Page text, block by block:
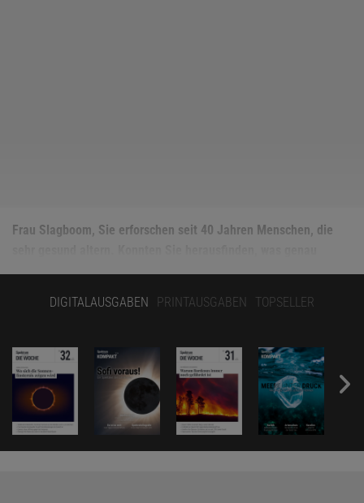
Frau Slagboom, Sie erforschen seit 40 Jahren Menschen, die
Personen aus langlebigen Familien vom Rest der Menschheit
einen reagiert das Immunsystem dieser Menschen anders, etwa
wenn das körpereigene Abwehrsystem fremde Erbsubstanz, die
von Bakterien oder Viren stammen kann, im Körper oder in den
Zellen findet. Uns ist aufgefallen, dass die Reaktion darauf bei
Menschen aus langlebigen Familien zurückhaltender ausfällt –
DIGITALAUSGABEN PRINTAUSGABEN TOPSELLER